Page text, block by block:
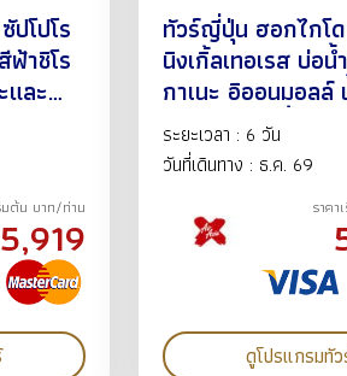
โปโร
ฟ้าชิโร
ละน้ำ
สกีคิโร
เจ้า
มต้น บาท/ท่าน
ทัวร์ญี่ปุ่น ฮอกไกโด
นิงเกิ้ลเทอเรส บ่อน้
กาเนะ อิออนมอลล์
ฮิเกะ หมู่บ้านน้ำแข็งโ
ลานสกีคิโรโระ โอต
วัน 4 คืน ธ.ค. 69
ระยะเวลา : 6 วัน
วันที่เดินทาง : ธ.ค. 69
ราค
ดูโปรแกรมทั